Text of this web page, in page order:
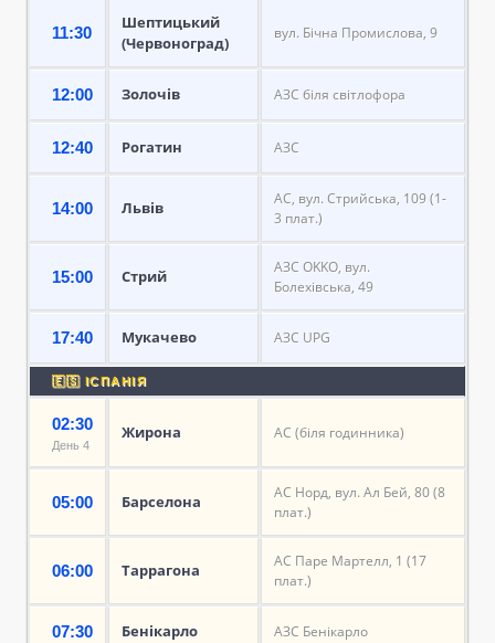
11:30
Шептицький
(Червоноград)
вул. Бічна Промислова, 9
12:00 Золочів АЗС біля світлофора
12:40 Рогатин АЗС
14:00 Львів
АС, вул. Стрийська, 109 (1-
3 плат.)
15:00 Стрий
АЗС OKKO, вул.
Болехівська, 49
17:40 Мукачево АЗС UPG
🇪🇸 ІСПАНІЯ
02:30
День 4
Жирона АС (біля годинника)
05:00 Барселона
АС Норд, вул. Ал Бей, 80 (8
плат.)
06:00 Таррагона
АС Паре Мартелл, 1 (17
плат.)
07:30 Бенікарло АЗС Бенікарло